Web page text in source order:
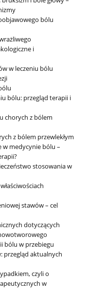
bólu
i
w leczeniu bólu
bólu: przegląd terapii i
chorych z bólem
z bólem przewlekłym
w medycynie bólu –
stosowania w
stawów – cel
dotyczących
bólu w przebiegu
przegląd aktualnych
czyli o
w